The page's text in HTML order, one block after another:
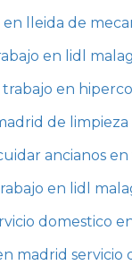
lleida de
en lidl
trabajo en
de
ancianos en
en lidl
domestico
madrid servicio